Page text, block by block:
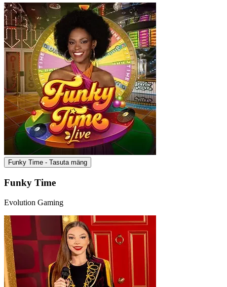
Funky Time - Tasuta mäng
Funky Time
Evolution Gaming